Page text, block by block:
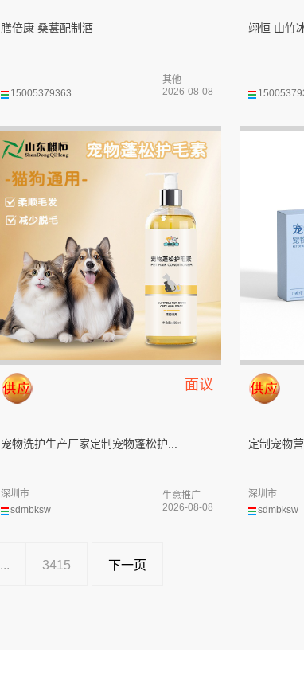
膳倍康 桑葚配制酒
15005379363
其他
2026-08-08
翊恒 山竹
面议
宠物洗护生产厂家定制宠物蓬松护...
sdmbksw
深圳市
生意推广
2026-08-08
定制宠物
sdmbksw
深圳市
... 3415 下一页